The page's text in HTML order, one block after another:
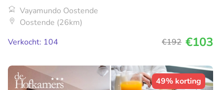
Vayamundo Oostende
Oostende (26km)
Verkocht: 104
€192 €103
49% korting